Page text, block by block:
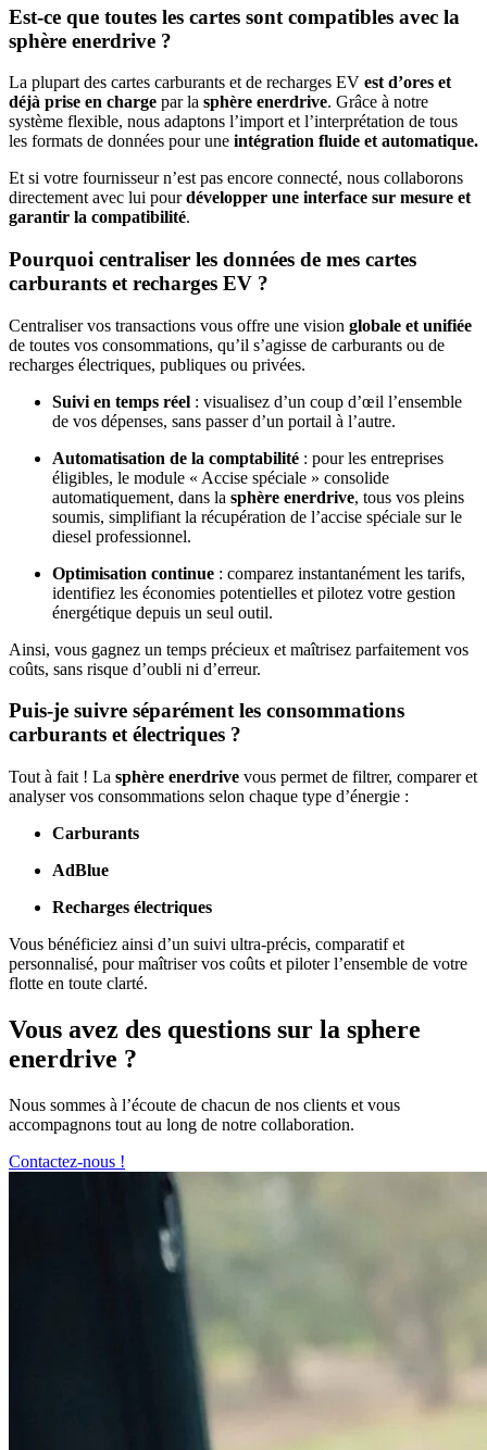
Est-ce que toutes les cartes sont compatibles avec la
sphère enerdrive ?
La plupart des cartes carburants et de recharges EV est d’ores et
déjà prise en charge par la sphère enerdrive. Grâce à notre
système flexible, nous adaptons l’import et l’interprétation de tous
les formats de données pour une intégration fluide et automatique.
Et si votre fournisseur n’est pas encore connecté, nous collaborons
directement avec lui pourdévelopper une interface sur mesure et
garantir la compatibilité.
Pourquoi centraliser les données de mes cartes
carburants et recharges EV ?
Centraliser vos transactions vous offre une vision globale et unifiée
de toutes vos consommations, qu’il s’agisse de carburants ou de
recharges électriques, publiques ou privées.
Suivi en temps réel : visualisez d’un coup d’œil l’ensemble
de vos dépenses, sans passer d’un portail à l’autre.
Automatisation de la comptabilité : pour les entreprises
éligibles, le module « Accise spéciale » consolide
automatiquement, dans la sphère enerdrive, tous vos pleins
soumis, simplifiant la récupération de l’accise spéciale sur le
diesel professionnel.
Optimisation continue : comparez instantanément les tarifs,
identifiez les économies potentielles et pilotez votre gestion
énergétique depuis un seul outil.
Ainsi, vous gagnez un temps précieux et maîtrisez parfaitement vos
coûts, sans risque d’oubli ni d’erreur.
Puis-je suivre séparément les consommations
carburants et électriques ?
Tout à fait ! La sphère enerdrive vous permet de filtrer, comparer et
analyser vos consommations selon chaque type d’énergie :
Carburants
AdBlue
Recharges électriques
Vous bénéficiez ainsi d’un suivi ultra-précis, comparatif et
personnalisé, pour maîtriser vos coûts et piloter l’ensemble de votre
flotte en toute clarté.
Vous avez des questions sur la sphere
enerdrive ?
Nous sommes à l’écoute de chacun de nos clients et vous
accompagnons tout au long de notre collaboration.
Contactez-nous !